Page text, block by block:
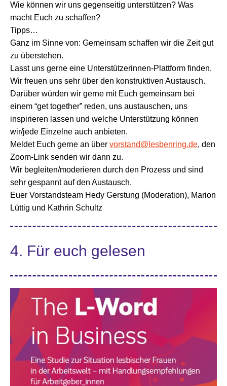
Wie können wir uns gegenseitig unterstützen? Was
macht Euch zu schaffen?
Tipps…
Ganz im Sinne von: Gemeinsam schaffen wir die Zeit gut
zu überstehen.
Lasst uns gerne eine Unterstützerinnen-Plattform finden.
Wir freuen uns sehr über den konstruktiven Austausch.
Darüber würden wir gerne mit Euch gemeinsam bei
einem “get together” reden, uns austauschen, uns
inspirieren lassen und welche Unterstützung können
wir/jede Einzelne auch anbieten.
Meldet Euch gerne an über vorstand@lesbenring.de, den
Zoom-Link senden wir dann zu.
Wir begleiten/moderieren durch den Prozess und sind
sehr gespannt auf den Austausch.
Euer Vorstandsteam Hedy Gerstung (Moderation), Marion
Lüttig und Kathrin Schultz
4. Für euch gelesen